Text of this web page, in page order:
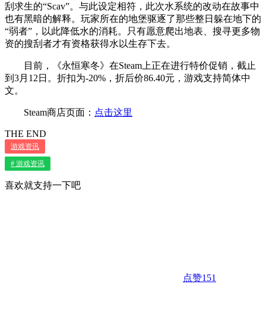
刮求生的“Scav”。与此设定相符，此次水系统的改动在故事中
也有黑暗的解释。玩家所在的地堡驱逐了那些整日躲在地下的
“弱者”，以此降低水的消耗。只有愿意爬出地表、搜寻更多物
资的搜刮者才有资格获得水以生存下去。
目前，《永恒寒冬》在Steam上正在进行特价促销，截止
到3月12日。折扣为-20%，折后价86.40元，游戏支持简体中
文。
Steam商店页面： 点击这里
THE END
游戏资讯
# 游戏资讯
喜欢就支持一下吧
点赞151